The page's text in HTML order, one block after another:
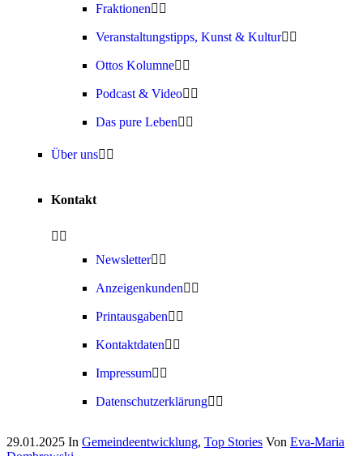
Fraktionen
Veranstaltungstipps, Kunst & Kultur
Ottos Kolumne
Podcast & Video
Das pure Leben
Über uns
Kontakt
Newsletter
Anzeigenkunden
Printausgaben
Kontaktdaten
Impressum
Datenschutzerklärung
29.01.2025 In Gemeindeentwicklung, Top Stories Von Eva-Maria